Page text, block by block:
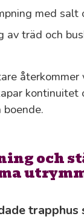
med salt
av träd och
återkommer
och